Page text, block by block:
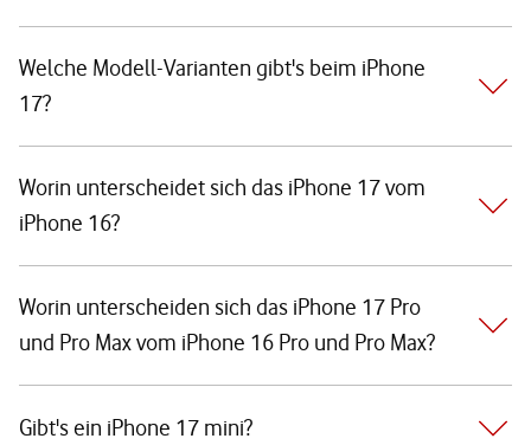
Welche Modell-Varianten gibt's beim iPhone
17?
Worin unterscheidet sich das iPhone 17 vom
iPhone 16?
Worin unterscheiden sich das iPhone 17 Pro
und Pro Max vom iPhone 16 Pro und Pro Max?
Gibt's ein iPhone 17 mini?